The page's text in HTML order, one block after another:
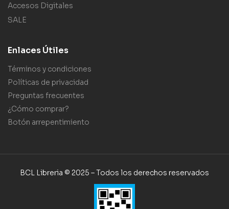
Accesos Digitales
SALE
Enlaces Útiles
Términos y condiciones
Políticas de privacidad
Preguntas frecuentes
¿Cómo comprar?
Botón arrepentimiento
BCL Libreria © 2025 – Todos los derechos reservados